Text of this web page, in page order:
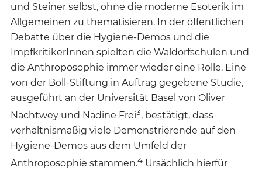
und Steiner selbst, ohne die moderne Esoterik im
Allgemeinen zu thematisieren. In der öffentlichen
Debatte über die Hygiene-Demos und die
ImpfkritikerInnen spielten die Waldorfschulen und
die Anthroposophie immer wieder eine Rolle. Eine
von der Böll-Stiftung in Auftrag gegebene Studie,
ausgeführt an der Universität Basel von Oliver
Nachtwey und Nadine Frei3, bestätigt, dass
verhältnismäßig viele Demonstrierende auf den
Hygiene-Demos aus dem Umfeld der
Anthroposophie stammen.4 Ursächlich hierfür